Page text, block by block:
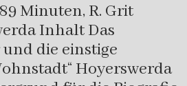
Minuten, R. Grit
Inhalt Das
die einstige
Hoyerswerda